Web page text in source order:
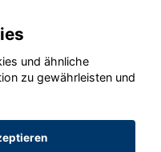
2020 - 2026
und ähnliche
zu gewährleisten und